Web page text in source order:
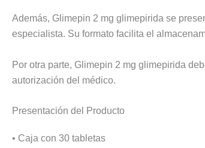
Además, Glimepin 2 mg glimepirida se
especialista. Su formato facilita el
Por otra parte, Glimepin 2 mg glimepirida
autorización del médico.
Presentación del Producto
• Caja con 30 tabletas